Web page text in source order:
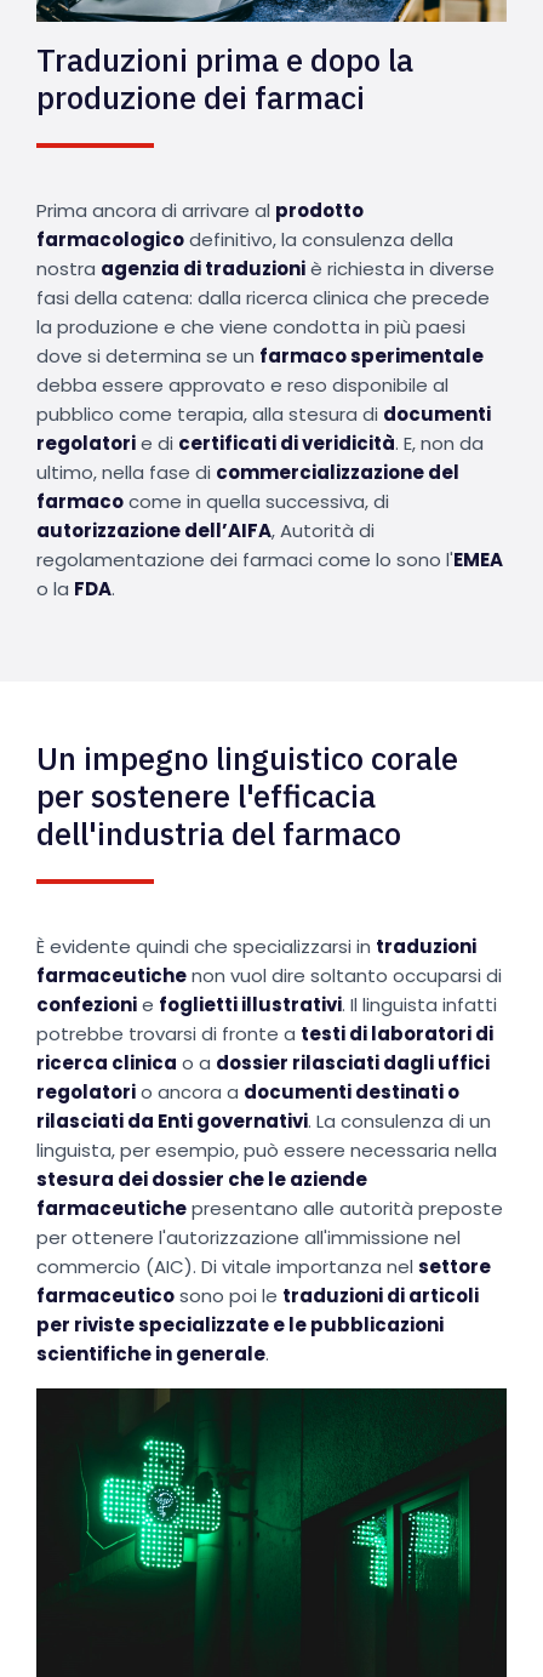
Traduzioni prima e dopo la
produzione dei farmaci
Prima ancora di arrivare al prodotto
farmacologicodefinitivo, la consulenza della
nostra agenzia di traduzioniè richiesta in diverse
fasi della catena: dalla ricerca clinica che precede
la produzione e che viene condotta in più paesi
dove si determina se un farmaco sperimentale
debba essere approvato e reso disponibile al
pubblico come terapia, alla stesura di documenti
regolatorie di certificati di veridicità. E, non da
ultimo, nella fase di commercializzazione del
farmacocome in quella successiva, di
autorizzazione dell’AIFA, Autorità di
regolamentazione dei farmaci come lo sono l'EMEA
o la FDA.
Un impegno linguistico corale
per sostenere l'efficacia
dell'industria del farmaco
È evidente quindi che specializzarsi in traduzioni
farmaceutichenon vuol dire soltanto occuparsi di
confezionie foglietti illustrativi. Il linguista infatti
potrebbe trovarsi di fronte a testi di laboratori di
ricerca clinica o a dossier rilasciati dagli uffici
regolatorio ancora a documenti destinati o
rilasciati da Enti governativi. La consulenza di un
linguista, per esempio, può essere necessaria nella
stesura dei dossier che le aziende
farmaceutichepresentano alle autorità preposte
per ottenere l'autorizzazione all'immissione nel
commercio (AIC). Di vitale importanza nel settore
farmaceuticosono poi le traduzioni di articoli
per riviste specializzate e le pubblicazioni
scientifiche in generale.